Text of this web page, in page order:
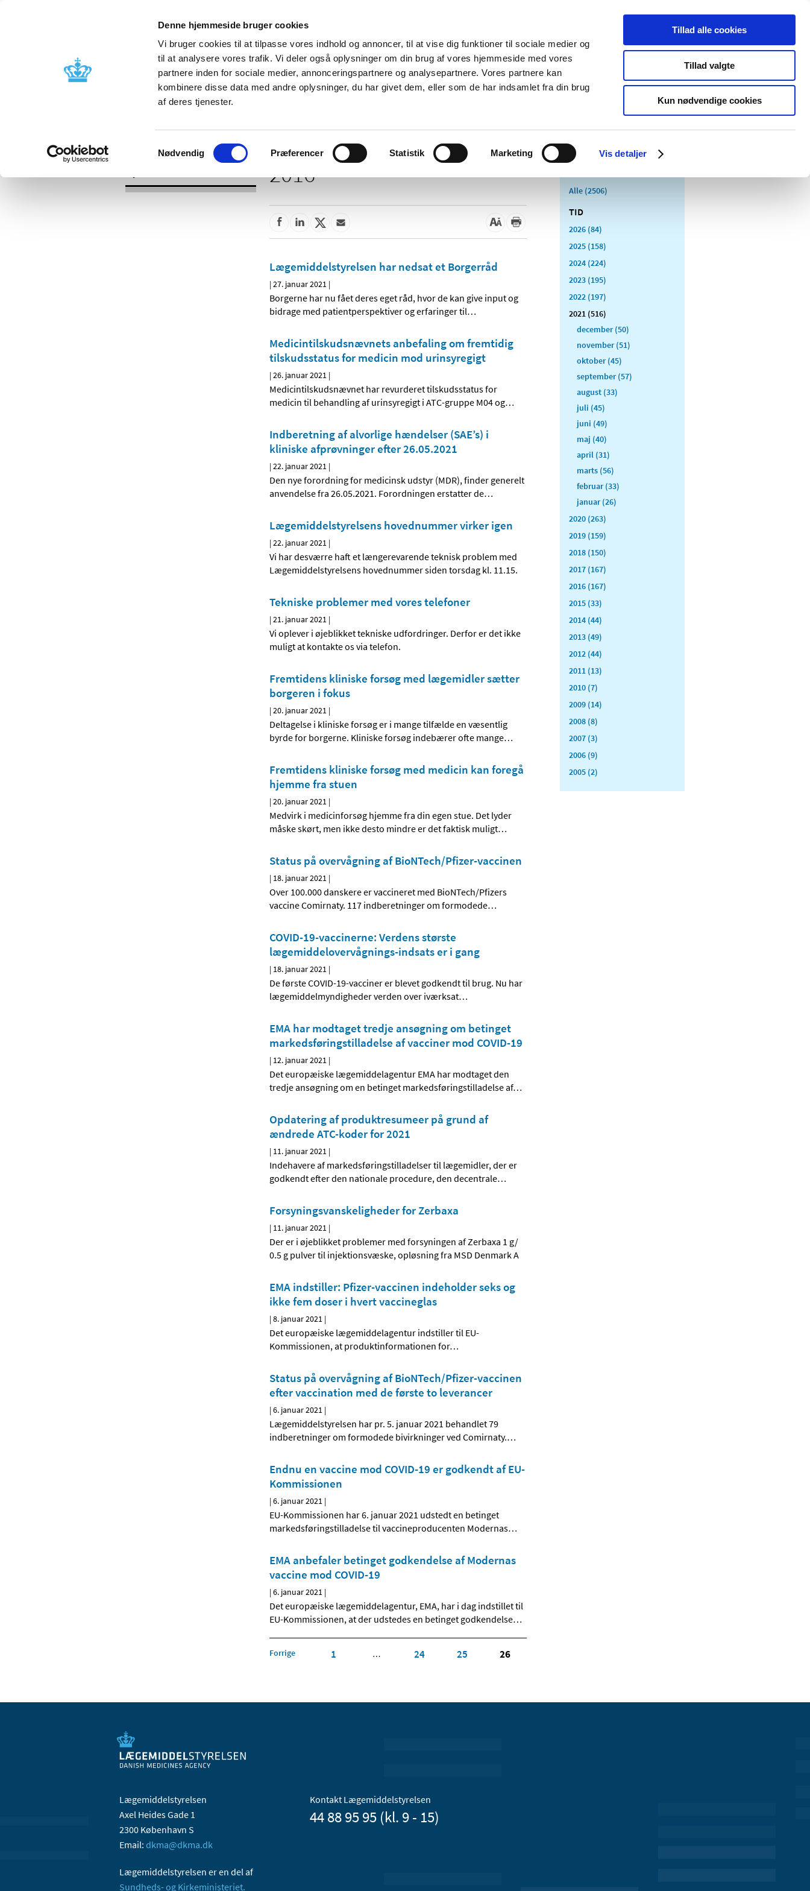
Denne hjemmeside bruger cookies
Vi bruger cookies til at tilpasse vores indhold og annoncer, til at vise dig funktioner til sociale medier og
til at analysere vores trafik. Vi deler også oplysninger om din brug af vores hjemmeside med vores
partnere inden for sociale medier, annonceringspartnere og analysepartnere. Vores partnere kan
kombinere disse data med andre oplysninger, du har givet dem, eller som de har indsamlet fra din brug
af deres tjenester.
Samtykkevalg
Nødvendig Præferencer Statistik Marketing Vis detaljer
Tillad alle cookies
Tillad valgte
Kun nødvendige cookies
Nyheder Om os Kontakt Udgivelser
Godkendelse og
Bivirkninger og
produktinformation
Tilskud og
Apoteker og salg af
Medicinsk
Særlige
produktområder
2016
Lægemiddelstyrelsen har nedsat et Borgerråd
|27. januar 2021 |
Borgerne har nu fået deres eget råd, hvor de kan give input og
bidrage med patientperspektiver og erfaringer til…
Medicintilskudsnævnets anbefaling om fremtidig
tilskudsstatus for medicin mod urinsyregigt
|26. januar 2021 |
Medicintilskudsnævnet har revurderet tilskudsstatus for
medicin til behandling af urinsyregigt i ATC-gruppe M04 og…
Indberetning af alvorlige hændelser (SAE’s) i
kliniske afprøvninger efter 26.05.2021
|22. januar 2021 |
Den nye forordning for medicinsk udstyr (MDR), finder generelt
anvendelse fra 26.05.2021. Forordningen erstatter de…
Lægemiddelstyrelsens hovednummer virker igen
|22. januar 2021 |
Vi har desværre haft et længerevarende teknisk problem med
Lægemiddelstyrelsens hovednummer siden torsdag kl. 11.15.
Tekniske problemer med vores telefoner
|21. januar 2021 |
Vi oplever i øjeblikket tekniske udfordringer. Derfor er det ikke
muligt at kontakte os via telefon.
Fremtidens kliniske forsøg med lægemidler sætter
borgeren i fokus
|20. januar 2021 |
Deltagelse i kliniske forsøg er i mange tilfælde en væsentlig
byrde for borgerne. Kliniske forsøg indebærer ofte mange…
Fremtidens kliniske forsøg med medicin kan foregå
hjemme fra stuen
|20. januar 2021 |
Medvirk i medicinforsøg hjemme fra din egen stue. Det lyder
måske skørt, men ikke desto mindre er det faktisk muligt…
Status på overvågning af BioNTech/Pfizer-vaccinen
| 18. januar 2021 |
Over 100.000 danskere er vaccineret med BioNTech/Pfizers
vaccine Comirnaty. 117 indberetninger om formodede…
COVID-19-vaccinerne: Verdens største
lægemiddelovervågnings-indsats er i gang
| 18. januar 2021 |
De første COVID-19-vacciner er blevet godkendt til brug. Nu har
lægemiddelmyndigheder verden over iværksat…
EMA har modtaget tredje ansøgning om betinget
markedsføringstilladelse af vacciner mod COVID-19
| 12. januar 2021 |
Det europæiske lægemiddelagentur EMA har modtaget den
tredje ansøgning om en betinget markedsføringstilladelse af…
Opdatering af produktresumeer på grund af
ændrede ATC-koder for 2021
| 11. januar 2021 |
Indehavere af markedsføringstilladelser til lægemidler, der er
godkendt efter den nationale procedure, den decentrale…
Forsyningsvanskeligheder for Zerbaxa
| 11. januar 2021 |
Der er i øjeblikket problemer med forsyningen af Zerbaxa 1 g/
0.5 g pulver til injektionsvæske, opløsning fra MSD Denmark A
EMA indstiller: Pfizer-vaccinen indeholder seks og
ikke fem doser i hvert vaccineglas
|8. januar 2021 |
Det europæiske lægemiddelagentur indstiller til EU-
Kommissionen, at produktinformationen for…
Status på overvågning af BioNTech/Pfizer-vaccinen
efter vaccination med de første to leverancer
|6. januar 2021 |
Lægemiddelstyrelsen har pr. 5. januar 2021 behandlet 79
indberetninger om formodede bivirkninger ved Comirnaty.…
Endnu en vaccine mod COVID-19 er godkendt af EU-
Kommissionen
|6. januar 2021 |
EU-Kommissionen har 6. januar 2021 udstedt en betinget
markedsføringstilladelse til vaccineproducenten Modernas…
EMA anbefaler betinget godkendelse af Modernas
vaccine mod COVID-19
|6. januar 2021 |
Det europæiske lægemiddelagentur, EMA, har i dag indstillet til
EU-Kommissionen, at der udstedes en betinget godkendelse…
Forrige 1 … 24 25 26
Alle (2506)
TID
2026 (84)
2025 (158)
2024 (224)
2023 (195)
2022 (197)
2021 (516)
december (50)
november (51)
oktober (45)
september (57)
august (33)
juli (45)
juni (49)
maj (40)
april (31)
marts (56)
februar (33)
januar (26)
2020 (263)
2019 (159)
2018 (150)
2017 (167)
2016 (167)
2015 (33)
2014 (44)
2013 (49)
2012 (44)
2011 (13)
2010 (7)
2009 (14)
2008 (8)
2007 (3)
2006 (9)
2005 (2)
Lægemiddelstyrelsen
Axel Heides Gade 1
2300 København S
Email: dkma@dkma.dk
Lægemiddelstyrelsen er en del af
Sundheds- og Kirkeministeriet.
Kontakt Lægemiddelstyrelsen
44 88 95 95 (kl. 9 - 15)